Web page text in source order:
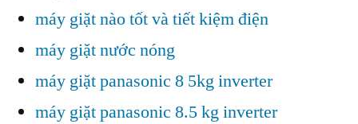
máy giặt nào tốt và tiết kiệm điện
máy giặt nước nóng
máy giặt panasonic 8 5kg inverter
máy giặt panasonic 8.5 kg inverter